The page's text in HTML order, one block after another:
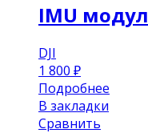
IMU
DJI
1 800 ₽
Подробнее
В закладки
Сравнить